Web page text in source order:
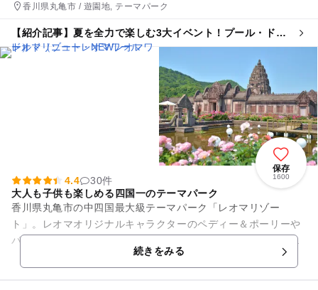
香川県丸亀市 / 遊園地, テーマパーク
【紹介記事】夏を全力で楽しむ3大イベント！プール・ドロ
ーンショー・花火がレオマリゾートに集結
保存
1600
4.4
30件
大人も子供も楽しめる四国一のテーマパーク
香川県丸亀市の中四国最大級テーマパーク「レオマリゾー
ト」。レオマオリジナルキャラクターのペディー＆ポーリーや
パフォーマーが出演のファンタスティックパレードは必見で
す！ 3Dプロジェクション...続きをみる